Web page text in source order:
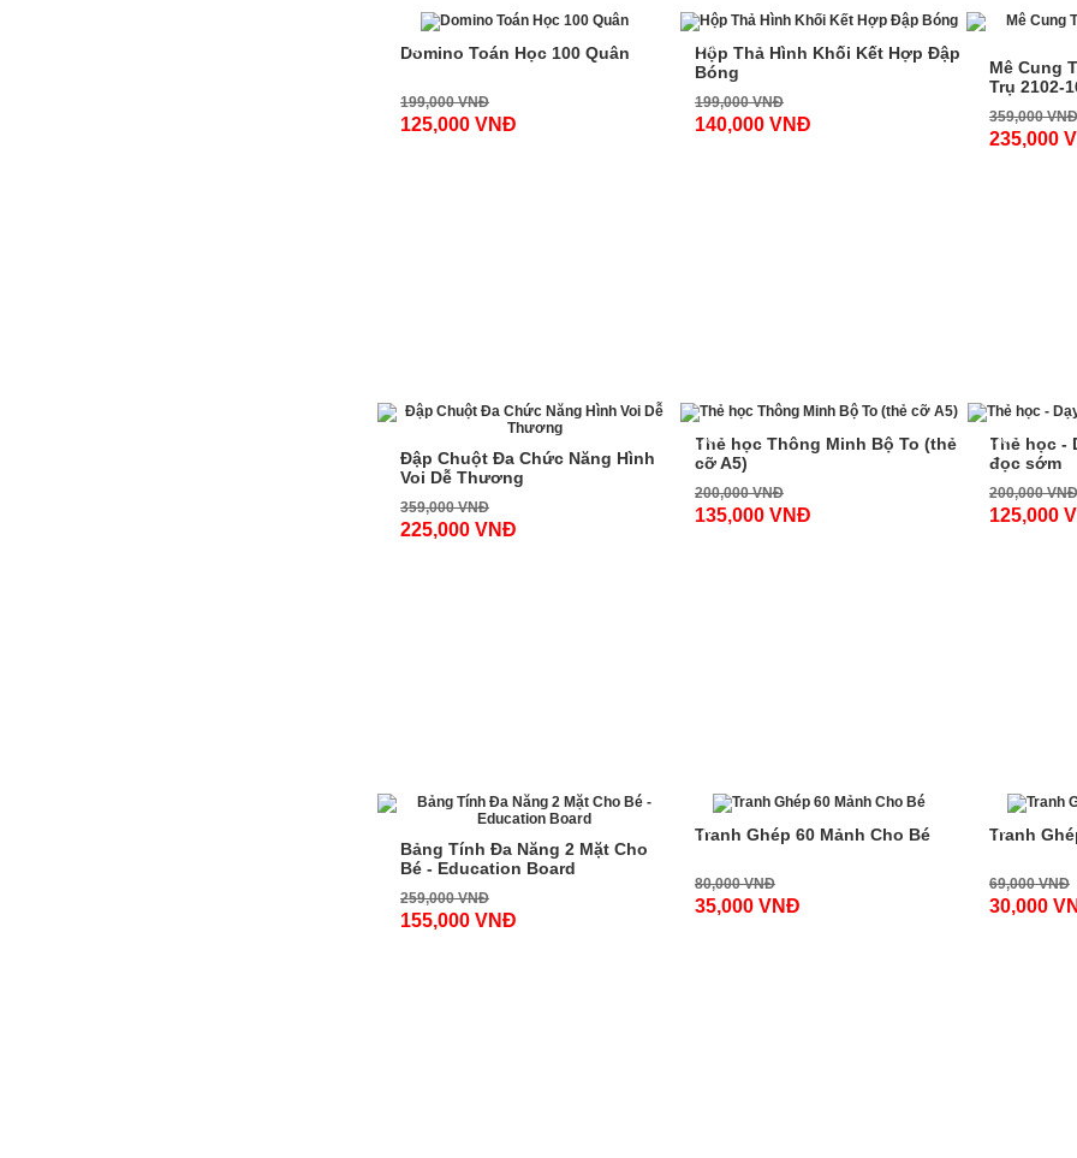
-38%Domino Toán Học 100 Quân
199,000 VNĐ
125,000 VNĐ
-30%Hộp Thả Hình Khối Kết Hợp Đập
Bóng
199,000 VNĐ
140,000 VNĐ
Mê Cung
Trụ 2102-
359,000 VNĐ
235,000
Đập Chuột Đa Chức Năng Hình
Voi Dễ Thương
359,000 VNĐ
225,000 VNĐ
-33%Thẻ học Thông Minh Bộ To (thẻ
cỡ A5)
200,000 VNĐ
135,000 VNĐ
-38%Thẻ học -
đọc sớm
200,000 VNĐ
125,000
Bảng Tính Đa Năng 2 Mặt Cho
Bé - Education Board
259,000 VNĐ
155,000 VNĐ
-57%Tranh Ghép 60 Mảnh Cho Bé
80,000 VNĐ
35,000 VNĐ
-57%Tranh
69,000 VNĐ
30,000